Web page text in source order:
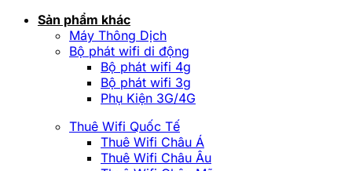
Sản phẩm khác
Máy Thông Dịch
Bộ phát wifi di động
Bộ phát wifi 4g
Bộ phát wifi 3g
Phụ Kiện 3G/4G
Thuê Wifi Quốc Tế
Thuê Wifi Châu Á
Thuê Wifi Châu Âu